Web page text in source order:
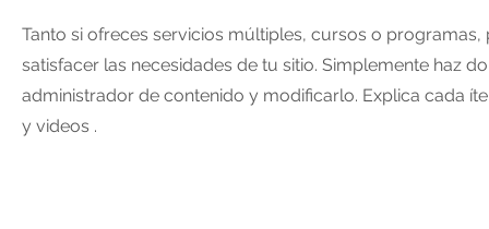
Tanto si ofreces servicios múltiples, cursos o
satisfacer las necesidades de tu sitio. Simplemente haz
administrador de contenido y modificarlo. Explica cada
y videos .